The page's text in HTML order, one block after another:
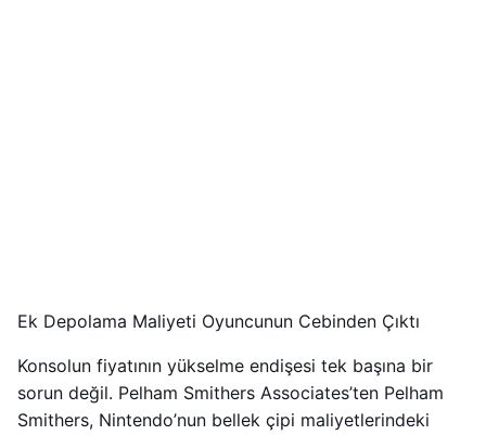
Ek Depolama Maliyeti Oyuncunun Cebinden Çıktı
Konsolun fiyatının yükselme endişesi tek başına bir
sorun değil. Pelham Smithers Associates’ten Pelham
Smithers, Nintendo’nun bellek çipi maliyetlerindeki